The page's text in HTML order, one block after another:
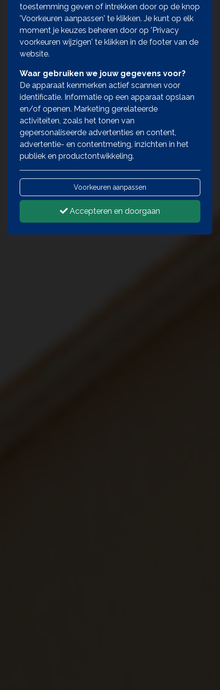
toestemming geven of intrekken door op de knop
'Voorkeuren aanpassen' te klikken. Je kunt op elk
moment je keuzes beheren door op 'Privacy
voorkeuren wijzigen' te klikken in de footer van de
website.
Waar gebruiken we jouw gegevens voor?
De apparaat kenmerken actief scannen voor
identificatie. Informatie op een apparaat opslaan
en/of openen. Marketing gerelateerde
activiteiten, zoals het tonen van
gepersonaliseerde advertenties en content,
advertentie- en contentmeting, inzichten in het
publiek en productontwikkeling.
Voorkeuren aanpassen
Accepteren en doorgaan